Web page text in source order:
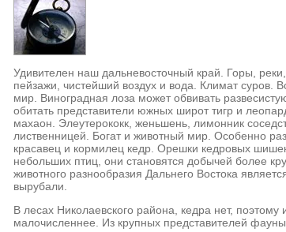
Удивителен наш дальневосточный край. Горы,
пейзажи, чистейший воздух и вода. Климат суров.
мир. Виноградная лоза может обвивать
обитать представители южных широт тигр и
махаон. Элеутерококк, женьшень, лимонник
лиственницей. Богат и животный мир. Особенно
красавец и кормилец кедр. Орешки кедровых
небольших птиц, они становятся добычей более
животного разнообразия Дальнего Востока
вырубали.
В лесах Николаевского района, кедра нет,
малочисленнее. Из крупных представителей